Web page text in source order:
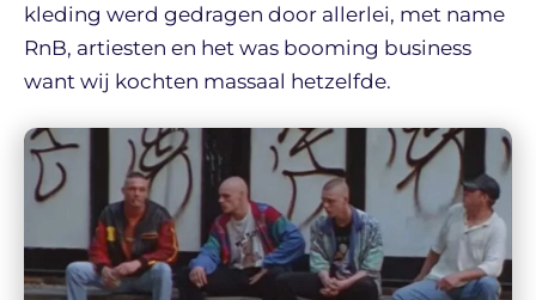
kleding werd gedragen door allerlei, met name
RnB, artiesten en het was booming business
want wij kochten massaal hetzelfde.